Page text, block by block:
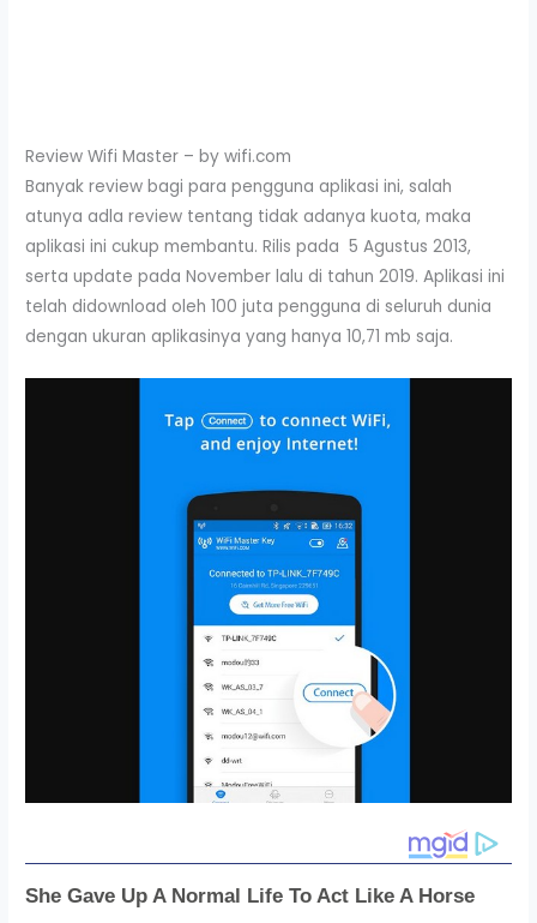
Review Wifi Master – by wifi.com
Banyak review bagi para pengguna aplikasi ini, salah
atunya adla review tentang tidak adanya kuota, maka
aplikasi ini cukup membantu. Rilis pada 5 Agustus 2013,
serta update pada November lalu di tahun 2019. Aplikasi ini
telah didownload oleh 100 juta pengguna di seluruh dunia
dengan ukuran aplikasinya yang hanya 10,71 mb saja.